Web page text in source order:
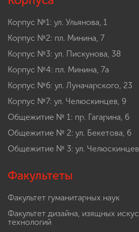
Корпус №1: ул. Ульянова, 1
Корпус №2: пл. Минина, 7
Корпус №3: ул. Пискунова, 38
Корпус №4: пл. Минина, 7а
Корпус №6: ул. Луначарского, 23
Корпус №7: ул. Челюскинцев, 9
Общежитие № 1: пр. Гагарина, 6
Общежитие № 2: ул. Бекетова, 6
Общежитие № 3: ул.
Факультеты
Факультет гуманитарных наук
Факультет дизайна, изящных
технологий